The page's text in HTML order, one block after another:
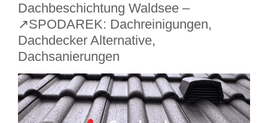
Dachbeschichtung Waldsee –
↗️SPODAREK: Dachreinigungen,
Dachdecker Alternative,
Dachsanierungen